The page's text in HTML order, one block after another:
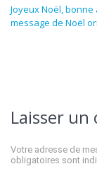
Joyeux Noël,
message de Noël
Laisser
Votre adresse de
obligatoires sont